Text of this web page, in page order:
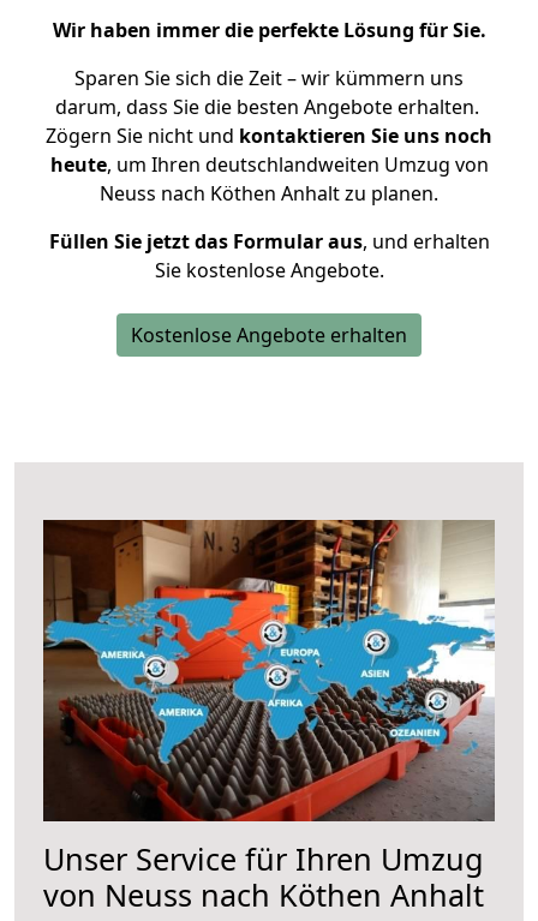
Wir haben immer die perfekte Lösung für Sie.
Sparen Sie sich die Zeit – wir kümmern uns
darum, dass Sie die besten Angebote erhalten.
Zögern Sie nicht und kontaktieren Sie uns noch
heute, um Ihren deutschlandweiten Umzug von
Neuss nach Köthen Anhalt zu planen.
Füllen Sie jetzt das Formular aus, und erhalten
Sie kostenlose Angebote.
Kostenlose Angebote erhalten
Unser Service für Ihren Umzug
von Neuss nach Köthen Anhalt